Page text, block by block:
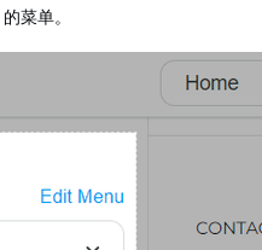
的菜单。